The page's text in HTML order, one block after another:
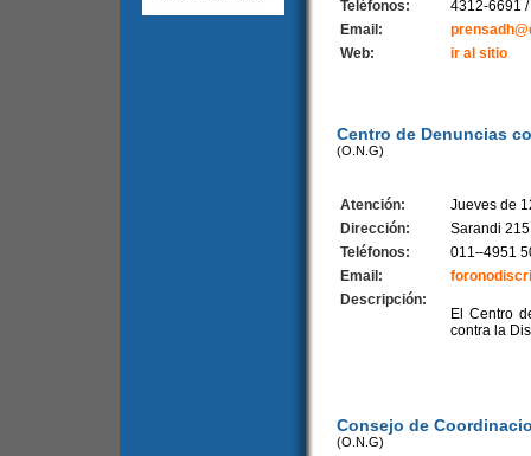
Teléfonos:
4312-6691
Email:
Web:
ir al sitio
Centro de Denuncias
(O.N.G)
Atención:
Jueves de
Dirección:
Sarandi 215
Teléfonos:
011–4951
Email:
Descripción:
El Centro
contra la
Consejo de
(O.N.G)